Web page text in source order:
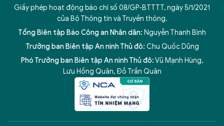
Giấy phép hoạt động báo chí số 08/GP-BTTTT, ngày 5/1/2021
của Bộ Thông tin và Truyền thông.
Tổng Biên tập Báo Công an Nhân dân: Nguyễn Thanh Bình
Trưởng ban Biên tập An ninh Thủ đô: Chu Quốc Dũng
Phó Trưởng ban Biên tập An ninh Thủ đô:Vũ Mạnh Hùng,
Lưu Hồng Quân, Đỗ Trần Quân
5 điểm nghẽn của Hà Nội giải pháp xử lý điểm nghẽn của